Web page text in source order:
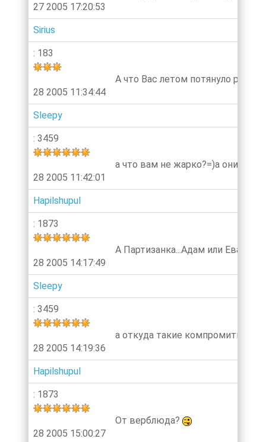
27 2005 17:20:53
Sirius
: 183
28 2005 11:34:44
А что Вас летом потянуло
Sleepy
: 3459
28 2005 11:42:01
а что вам не жарко?=)а они не
Hapilshupul
: 1873
28 2005 14:17:49
А Партизанка...Адам или Ева?
Sleepy
: 3459
28 2005 14:19:36
а откуда такие
Hapilshupul
: 1873
28 2005 15:00:27
От верблюда?